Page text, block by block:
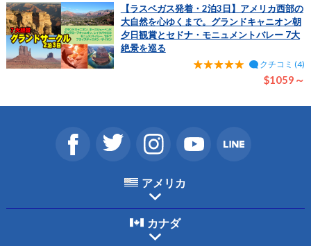
【ラスベガス発着・2泊3日】アメリカ西部の
大自然を心ゆくまで。グランドキャニオン朝
夕日観賞とセドナ・モニュメントバレー 7大
絶景を巡る
クチコミ (4)
$1059～
アメリカ
カナダ